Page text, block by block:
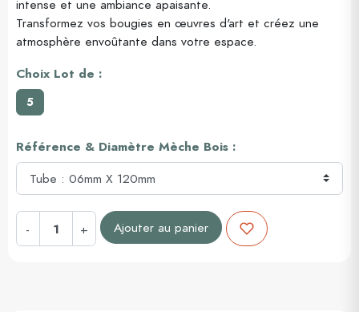
intense et une ambiance apaisante.
Transformez vos bougies en œuvres d'art et créez une
atmosphère envoûtante dans votre espace.
Choix Lot de :
5
Référence & Diamètre Mèche Bois :
- + Ajouter au panier